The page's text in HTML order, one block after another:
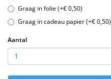
Graag in folie (+€ 0,50)
Graag in cadeau papier (+€ 0,50)
Aantal